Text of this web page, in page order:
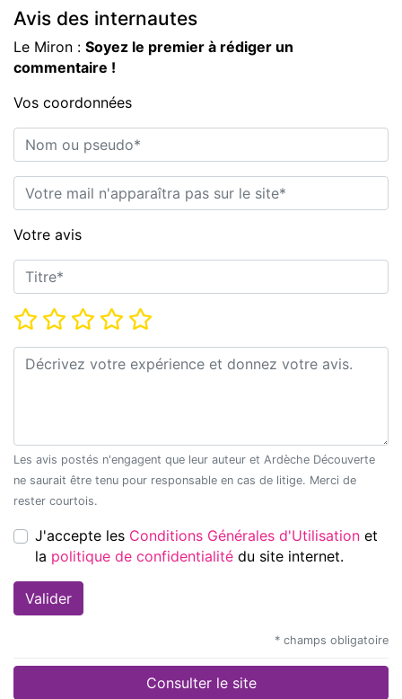
Avis des internautes
Le Miron : Soyez le premier à rédiger un
commentaire !
Vos coordonnées
Nom ou pseudo*
E-mail*
Votre avis
Titre*
Note*
Commentaire*
Les avis postés n'engagent que leur auteur et Ardèche Découverte
ne saurait être tenu pour responsable en cas de litige. Merci de
rester courtois.
J'accepte les Conditions Générales d'Utilisation et
la
politique de confidentialité du site internet.
* champs obligatoire
Consulter le site